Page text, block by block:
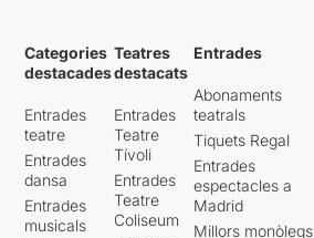
Categories
destacades
Entrades
teatre
Entrades
dansa
Entrades
musicals
Teatres
destacats
Entrades
Teatre
Tívoli
Entrades
Teatre
Coliseum
Entrades
Abonaments
teatrals
Tiquets Regal
Entrades
espectacles a
Madrid
Millors monòlegs